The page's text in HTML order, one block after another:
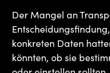
Der Mangel an
konkreten Daten
könnten, ob sie